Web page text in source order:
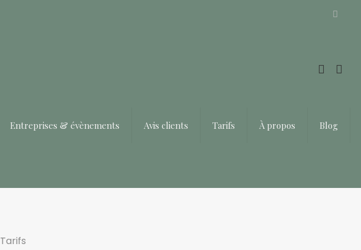
Entreprises & évènements Avis clients Tarifs À propos Blog
Tarifs